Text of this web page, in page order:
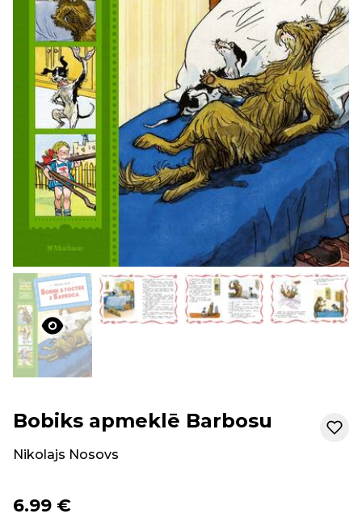
Bobiks apmeklē Barbosu
Nikolajs Nosovs
6.99 €